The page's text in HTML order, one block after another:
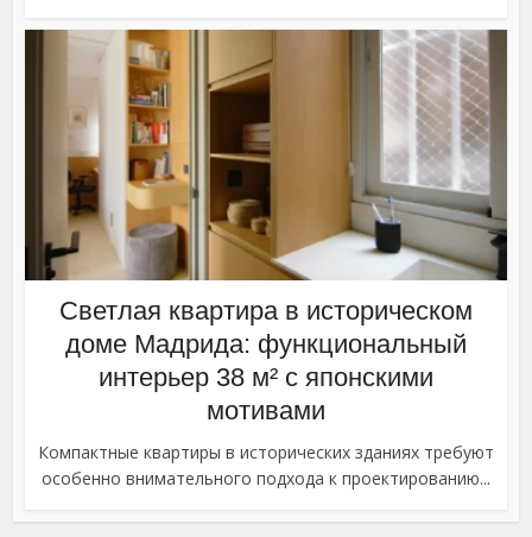
Светлая квартира в историческом
доме Мадрида: функциональный
интерьер 38 м² с японскими
мотивами
Компактные квартиры в исторических зданиях требуют
особенно внимательного подхода к проектированию...